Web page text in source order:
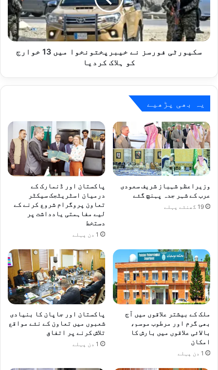
خوارج
کو
ہلاک
کردیا
سکیورٹی فورسز نے خیبرپختونخوا میں 13 خوارج
کو ہلاک کردیا
یہ بھی پڑھیے
وزیراعظم شہباز شریف سعودی
عرب کے شہر جدہ پہنچ گئے
19 گھنٹے پہلے
پاکستان اور ڈنمارک کے
درمیان اسٹریٹجک سیکٹر
تعاون پروگرام شروع کرنے کے
لیے مفاہمتی یادداشت پر
دستخط
1 دن پہلے
ملک کے بیشتر علاقوں میں آج
بھی گرم اور مرطوب موسم،
بالائی علاقوں میں بارش کا
امکان
1 دن پہلے
پاکستان اور جاپان کا بنیادی
شعبوں میں تعاون کے نئے مواقع
تلاش کرنے پر اتفاق
1 دن پہلے